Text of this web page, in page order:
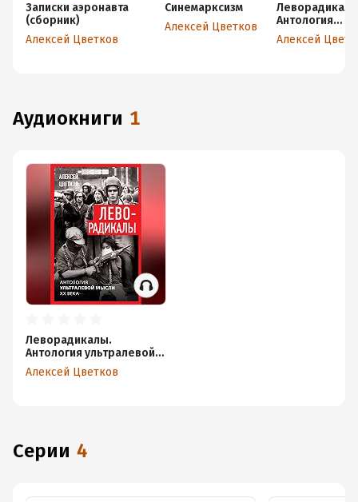
Записки аэронавта
(сборник)
Алексей Цветков
Синемарксизм
Алексей Цветков
Антология
ультралевой
мысли XX века
аудиокниги 1
Леворадикалы.
Антология ультралевой
мысли XX века
Алексей Цветков
Серии 4